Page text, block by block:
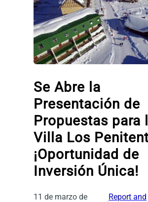
Se Abre la
Presentación de
Propuestas para
Villa Los
¡Oportunidad de
Inversión Única!
11 de marzo de
Report and